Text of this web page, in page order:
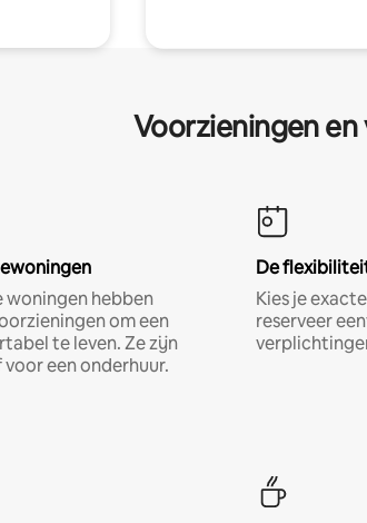
Voorzieningen
hebben
om een
te leven. Ze zijn
een onderhuur.
De
Kies je
reserveer